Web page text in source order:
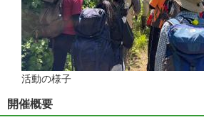
活動の様子
開催概要